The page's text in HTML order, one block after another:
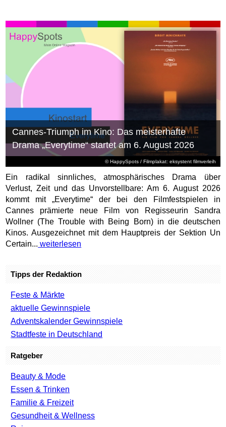
© HappySpots / Filmplakat: eksystent filmverleih
Cannes-Triumph im Kino: Das meisterhafte
Drama „Everytime“ startet am 6. August 2026
Ein radikal sinnliches, atmosphärisches Drama über
Verlust, Zeit und das Unvorstellbare: Am 6. August 2026
kommt mit „Everytime“ der bei den Filmfestspielen in
Cannes prämierte neue Film von Regisseurin Sandra
Wollner (The Trouble with Being Born) in die deutschen
Kinos. Ausgezeichnet mit dem Hauptpreis der Sektion Un
Certain... weiterlesen
Tipps der Redaktion
Feste & Märkte
aktuelle Gewinnspiele
Adventskalender Gewinnspiele
Stadtfeste in Deutschland
Ratgeber
Beauty & Mode
Essen & Trinken
Familie & Freizeit
Gesundheit & Wellness